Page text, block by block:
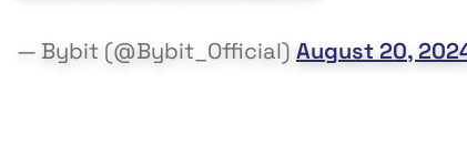
— Bybit (@Bybit_Official) August 20,